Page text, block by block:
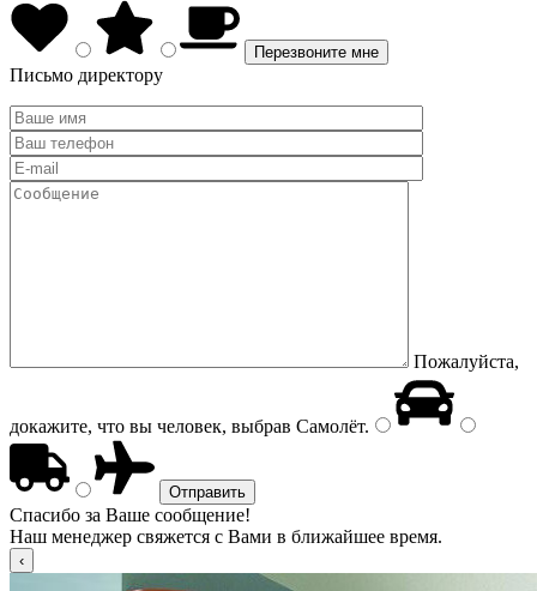
Письмо директору
Пожалуйста,
докажите, что вы человек, выбрав Самолёт.
Спасибо за Ваше сообщение!
Наш менеджер свяжется с Вами в ближайшее время.